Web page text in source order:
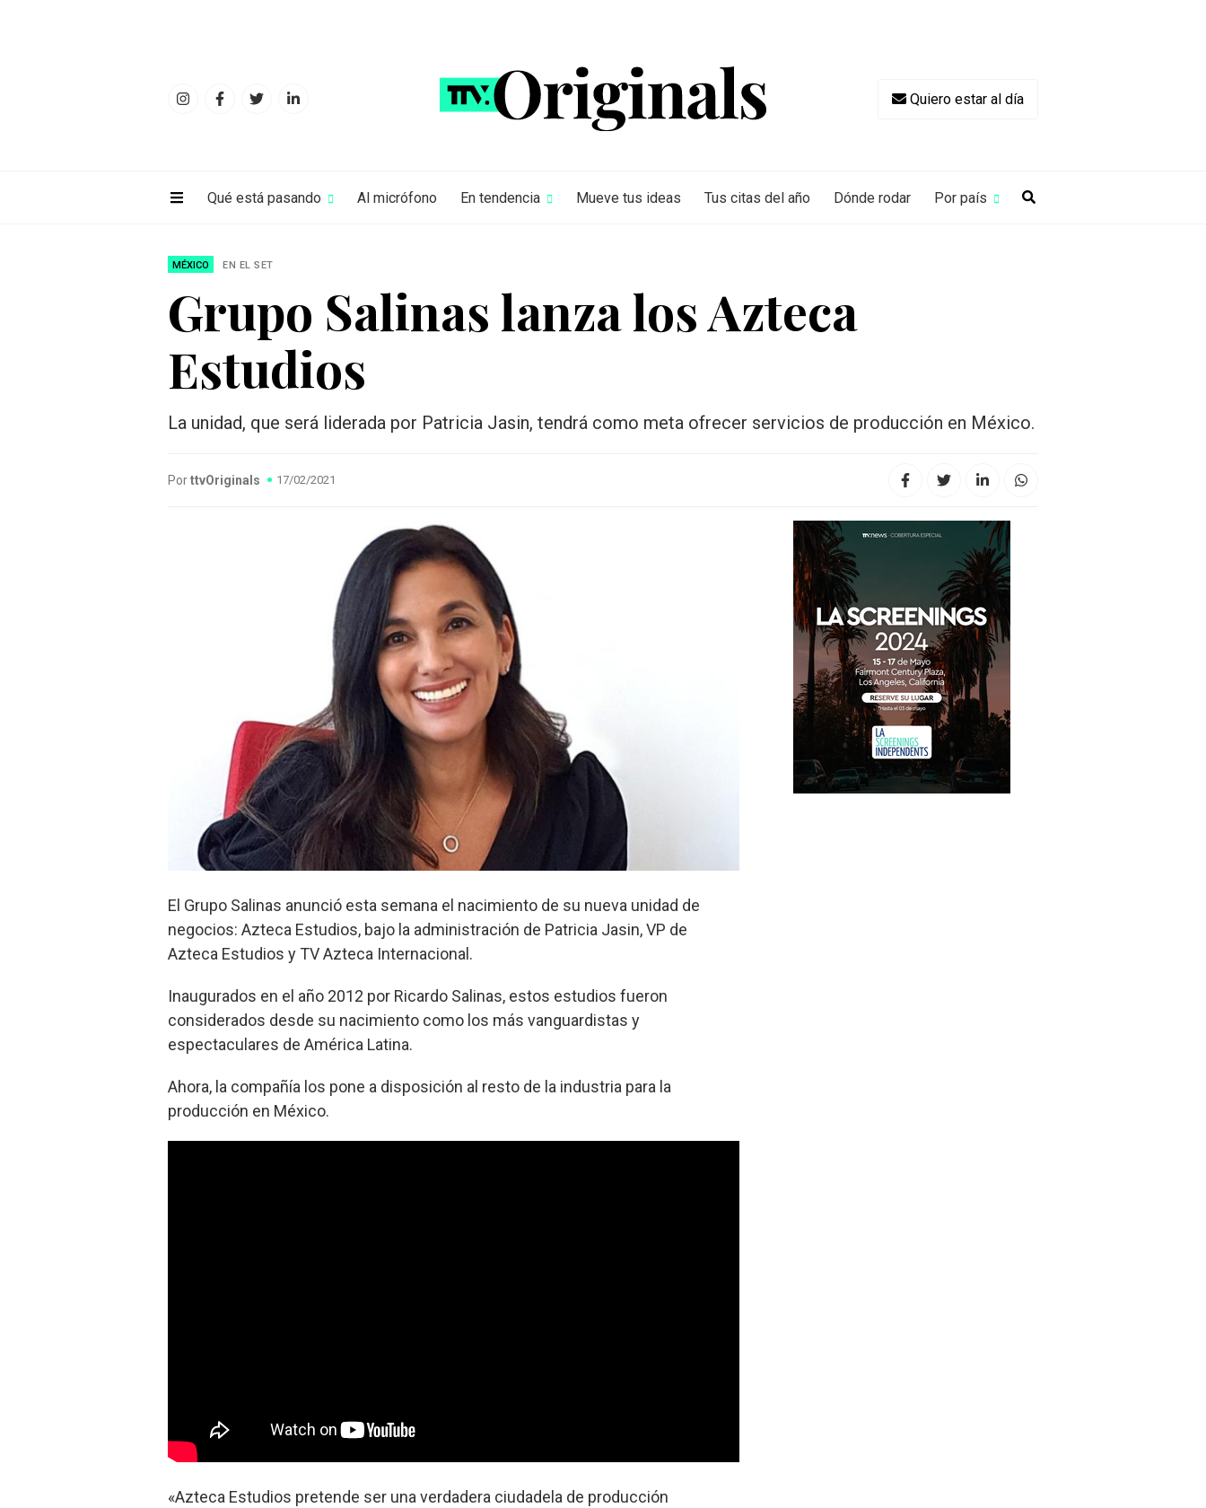
Quiero estar al día
Qué está pasando Al micrófono En tendencia Mueve tus ideas Tus citas del año Dónde rodar Por país
MÉXICO EN EL SET
Grupo Salinas lanza los Azteca
Estudios
La unidad, que será liderada por Patricia Jasin, tendrá como meta ofrecer servicios de producción en México.
PorttvOriginals 17/02/2021
El Grupo Salinas anunció esta semana el nacimiento de su nueva unidad de
negocios: Azteca Estudios, bajo la administración de Patricia Jasin, VP de
Azteca Estudios y TV Azteca Internacional.
Inaugurados en el año 2012 por Ricardo Salinas, estos estudios fueron
considerados desde su nacimiento como los más vanguardistas y
espectaculares de América Latina.
Ahora, la compañía los pone a disposición al resto de la industria para la
producción en México.
«Azteca Estudios pretende ser una verdadera ciudadela de producción